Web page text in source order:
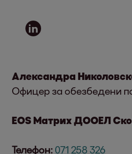
Александра
Офицер за обезбедени
EOS Матрих ДООЕЛ
Телефон: 071 258 326